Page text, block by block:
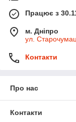
Працює з
м. Дніпро
ул.
Контакти
Про нас
Контакти